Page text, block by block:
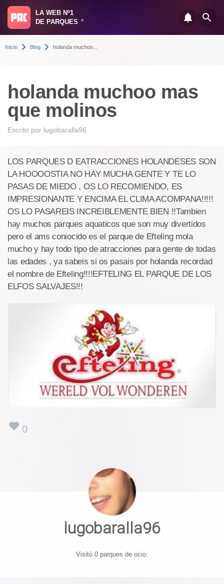
LA WEB Nº1
DE PARQUES
®
Inicio Blog holanda muchoo...
holanda muchoo mas
que molinos
Escrito por lugobaralla96
LOS PARQUES D EATRACCIONES HOLANDESES SON
LA HOOOOSTIA NO HAY MUCHA GENTE Y TE LO
PASAS DE MIEDO , OS LO RECOMIENDO, ES
IMPRESIONANTE Y ENCIMA EL CLIMA ACOMPANA!!!!!
OS LO PASAREIS INCREIBLEMENTE BIEN !!Tambien
hay muchos parques aquaticos que son muy divertidos
pero el ams coniocido es el parque de Efteling mola
mucho y hay todo tipo de atracciones para gente de todas
las edades , ya sabeis si os pasais por holanda recordad
el nombre de Efteling!!!!EFTELING EL PARQUE DE LOS
ELFOS SALVAJES!!!
0
lugobaralla96
Visitó 0 parques de ocio.